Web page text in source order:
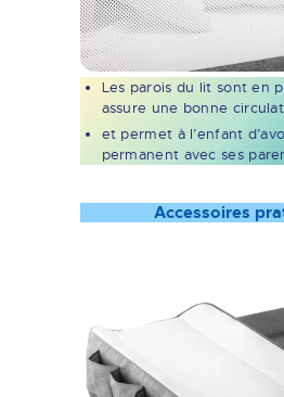
Les parois du lit sont en
assure une bonne
et permet à l’enfant
permanent avec ses
Accessoires